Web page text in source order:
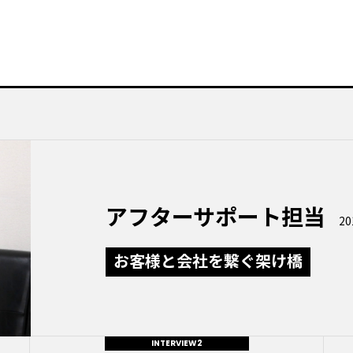
アフターサポート担当
お客様と会社を繋ぐ架け橋